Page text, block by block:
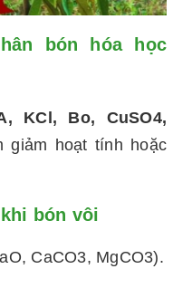
bón hóa học
KCl, Bo, CuSO4,
giảm hoạt tính hoặc
bón vôi
CaCO3, MgCO3).